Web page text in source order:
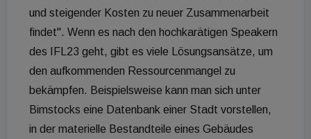
und steigender Kosten zu neuer Zusammenarbeit
findet". Wenn es nach den hochkarätigen Speakern
des IFL23 geht, gibt es viele Lösungsansätze, um
den aufkommenden Ressourcenmangel zu
bekämpfen. Beispielsweise kann man sich unter
Bimstocks eine Datenbank einer Stadt vorstellen,
in der materielle Bestandteile eines Gebäudes